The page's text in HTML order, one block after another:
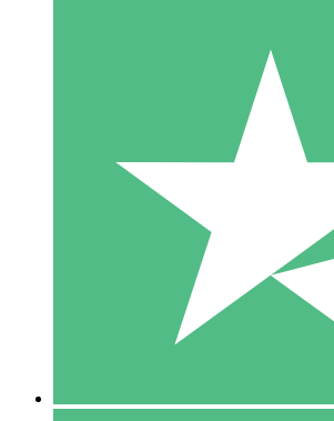
Individuele
Betaal per gebruik met downloadtegoeden.
1000